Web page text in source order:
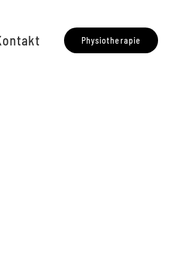
Physiotherapie